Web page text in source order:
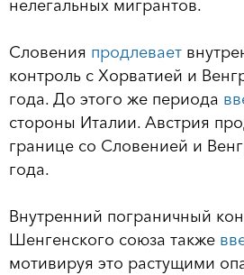
нелегальных мигрантов.
Словения продлевает
контроль с Хорватией и
года. До этого же периода
стороны Италии. Австрия
границе со Словенией и
года.
Внутренний пограничный
Шенгенского союза также
мотивируя это растущими